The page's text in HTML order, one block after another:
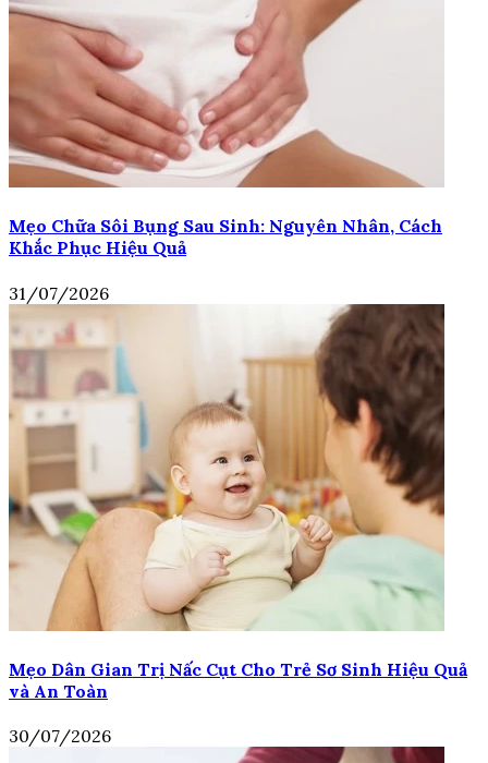
Mẹo Chữa Sôi Bụng Sau Sinh: Nguyên Nhân, Cách
Khắc Phục Hiệu Quả
31/07/2026
Mẹo Dân Gian Trị Nấc Cụt Cho Trẻ Sơ Sinh Hiệu Quả
và An Toàn
30/07/2026